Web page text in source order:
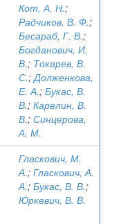
Кот, А. Н.;
Радчиков, В. Ф.;
Бесараб, Г. В.;
Богданович, И.
В.; Токарев, В.
С.;Долженкова,
Е. А.; Букас, В.
В.; Карелин, В.
В.; Синцерова,
А. М.
Гласкович, М.
А.; Гласкович, А.
А.; Букас, В. В.;
Юркевич, В. В.